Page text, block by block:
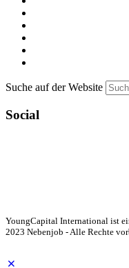
Suche auf der Website
Social
YoungCapital International ist
2023 Nebenjob - Alle Rechte